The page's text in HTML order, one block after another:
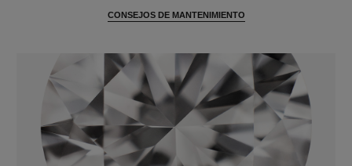
CONSEJOS DE MANTENIMIENTO